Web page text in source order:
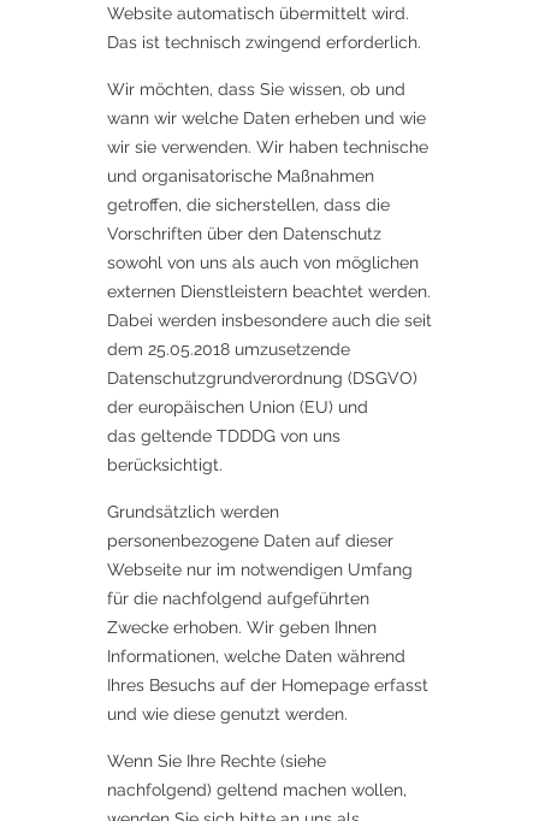
Website automatisch übermittelt wird.
Das ist technisch zwingend erforderlich.
Wir möchten, dass Sie wissen, ob und
wann wir welche Daten erheben und wie
wir sie verwenden. Wir haben technische
und organisatorische Maßnahmen
getroffen, die sicherstellen, dass die
Vorschriften über den Datenschutz
sowohl von uns als auch von möglichen
externen Dienstleistern beachtet werden.
Dabei werden insbesondere auch die seit
dem 25.05.2018 umzusetzende
Datenschutzgrundverordnung (DSGVO)
der europäischen Union (EU) und
das geltende TDDDG von uns
berücksichtigt.
Grundsätzlich werden
personenbezogene Daten auf dieser
Webseite nur im notwendigen Umfang
für die nachfolgend aufgeführten
Zwecke erhoben. Wir geben Ihnen
Informationen, welche Daten während
Ihres Besuchs auf der Homepage erfasst
und wie diese genutzt werden.
Wenn Sie Ihre Rechte (siehe
nachfolgend) geltend machen wollen,